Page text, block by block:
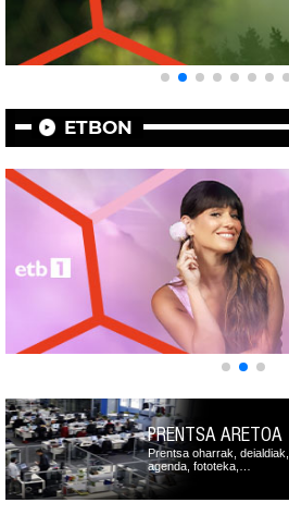
ETBON
PRENTSA ARETOA
Prentsa oharrak, deialdiak,
agenda, fototeka,…